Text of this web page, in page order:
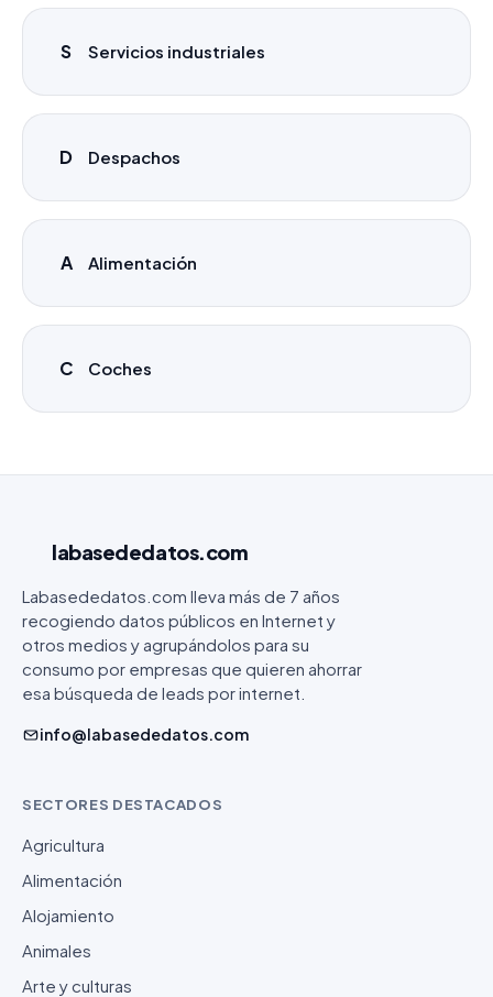
S Servicios industriales
D Despachos
A Alimentación
C Coches
labasededatos.com
Labasededatos.com lleva más de 7 años
recogiendo datos públicos en Internet y
otros medios y agrupándolos para su
consumo por empresas que quieren ahorrar
esa búsqueda de leads por internet.
info@labasededatos.com
SECTORES DESTACADOS
Agricultura
Alimentación
Alojamiento
Animales
Arte y culturas